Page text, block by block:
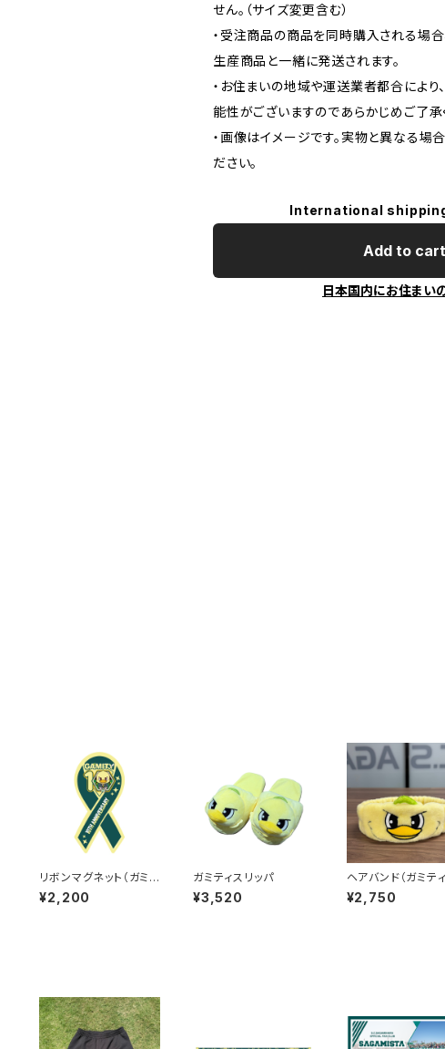
せん。（サイズ変更含む）
・受注商品の商品を同時購入される場
生産商品と一緒に発送されます。
・お住まいの地域や運送業者都合によ
能性がございますのであらかじめご了承
・画像はイメージです。実物と異なる場
ださい。
International
Add to cart
日本国内にお住まい
リボンマグネット（ガミテ
ィ10周年）
¥2,200
ガミティスリッパ
¥3,520
ヘアバンド（ガミティ
¥2,750